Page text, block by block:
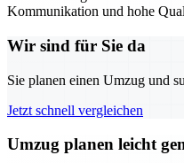
Kommunikation und hohe
Wir sind für Sie da
Sie planen einen Umzug und
Jetzt schnell vergleichen
Umzug planen leicht